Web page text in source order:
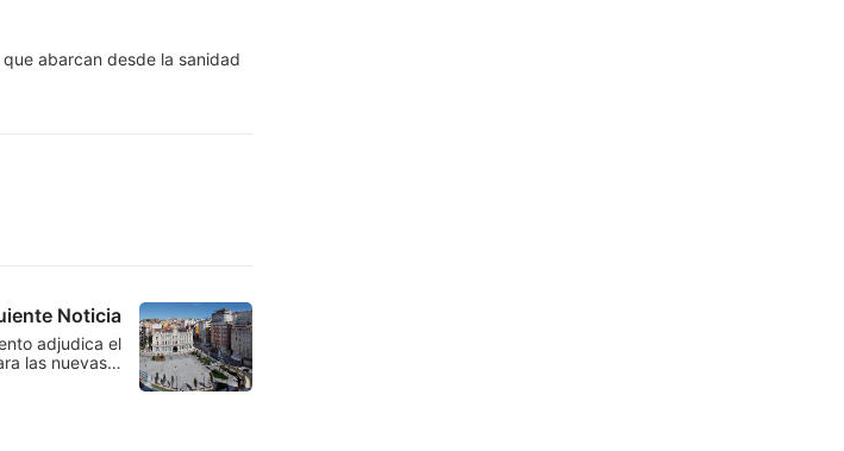
abarcan desde la sanidad
Noticia
adjudica el
las nuevas…